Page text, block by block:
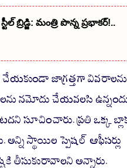
బ్రిడ్జి: మంత్రి పొన్న ప్రభాకర్!..
జాగ్రత్తగా వివరాలను
నమోదు చేయవలసి
సూచించారు. ప్రతి ఒక్క
అన్ని స్థాయిల స్పెషల్ ఆఫీసర్లు
తీసుకురావాలని అన్నారు.